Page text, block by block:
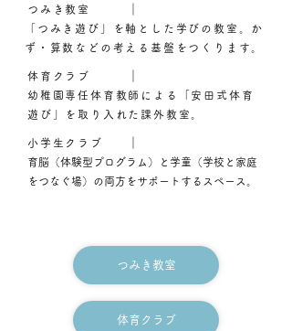
つみき教室 ｜
「つみき遊び」を軸とした学びの教室。か
ず・算数などの考える基盤をつくります。
体育クラブ ｜
幼稚園専任体育教師による「安田式体育
遊び」を取り入れた課外教室。
小学生クラブ ｜
​育脳（体験型プログラム）と学童（学校と家庭
をつなぐ場）の両方をサポートするスペース。
つみき教室
体育クラブ